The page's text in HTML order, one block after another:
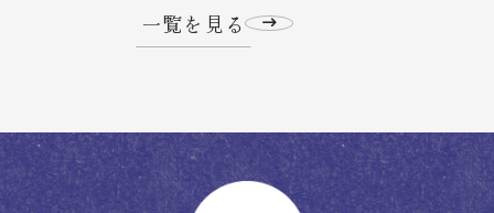
一覧を見る